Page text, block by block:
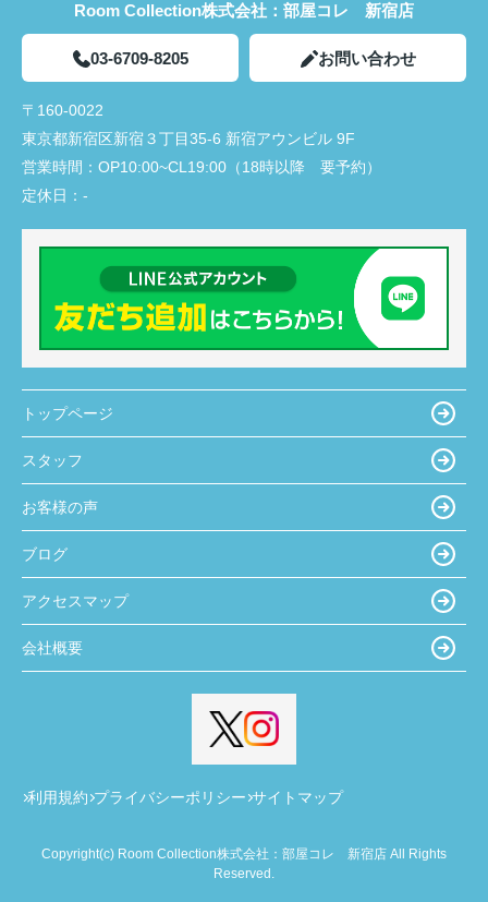
Room Collection株式会社：部屋コレ 新宿店
03-6709-8205 お問い合わせ
〒160-0022
東京都新宿区新宿３丁目35-6 新宿アウンビル 9F
営業時間： OP10:00~CL19:00（18時以降 要予約）
定休日： -
トップページ
スタッフ
お客様の声
ブログ
アクセスマップ
会社概要
利用規約 プライバシーポリシー サイトマップ
Copyright(c) Room Collection株式会社：部屋コレ 新宿店 All Rights
Reserved.